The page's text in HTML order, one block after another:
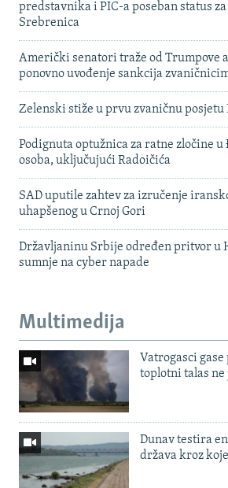
predstavnika i PIC-a poseban status
Srebrenica
Američki senatori traže od Trumpove
ponovno uvođenje sankcija
Zelenski stiže u prvu zvaničnu posjetu
Podignuta optužnica za ratne zločine
osoba, uključujući Radoičića
SAD uputile zahtev za izručenje
uhapšenog u Crnoj Gori
Državljaninu Srbije određen pritvor u
sumnje na cyber napade
Multimedija
Vatrogasci
toplotni talas ne
Dunav testira
država kroz